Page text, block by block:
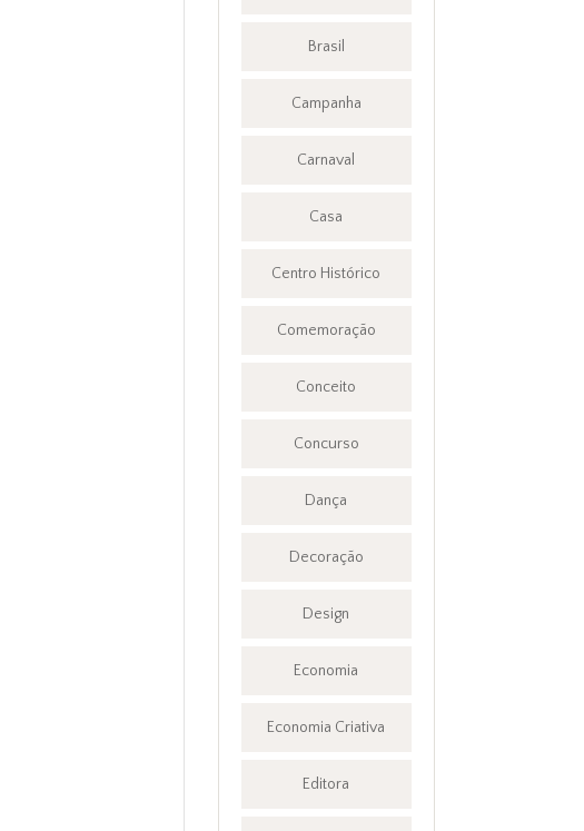
Brasil
Campanha
Carnaval
Casa
Centro Histórico
Comemoração
Conceito
Concurso
Dança
Decoração
Design
Economia
Economia Criativa
Editora